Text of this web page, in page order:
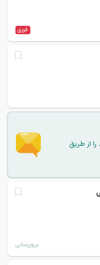
فوری
از طریق
بروزرسانی